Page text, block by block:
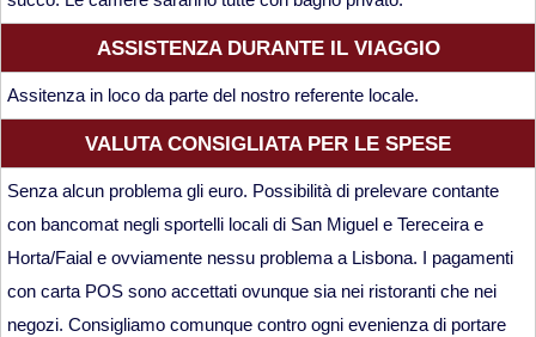
ASSISTENZA DURANTE IL VIAGGIO
Assitenza in loco da parte del nostro referente locale.
VALUTA CONSIGLIATA PER LE SPESE
Senza alcun problema gli euro. Possibilità di prelevare contante
con bancomat negli sportelli locali di San Miguel e Tereceira e
Horta/Faial e ovviamente nessu problema a Lisbona. I pagamenti
con carta POS sono accettati ovunque sia nei ristoranti che nei
negozi. Consigliamo comunque contro ogni evenienza di portare